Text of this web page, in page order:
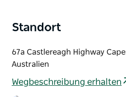
und Handwerke seinen
im australischen Stil.
Whisky-Stil, am besten
Standort
67a Castlereagh Highway
Australien
Wegbeschreibung erhalten